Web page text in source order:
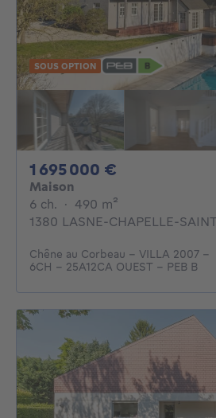
SOUS OPTION
1 695 000 €
Maison
6 ch. 6 chambres
· 490 m²
1380 LASNE-CHAPELLE-
Chêne au Corbeau - VILLA 2007 -
6CH - 25A12CA OUEST - PEB B